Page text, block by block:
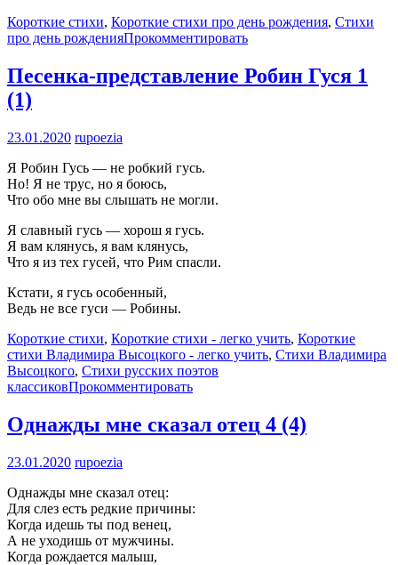
Короткие стихи, Короткие стихи про день рождения, Стихи
про день рожденияПрокомментировать
Песенка-представление Робин Гуся 1
(1)
23.01.2020 rupoezia
Я Робин Гусь — не робкий гусь.
Но! Я не трус, но я боюсь,
Что обо мне вы слышать не могли.
Я славный гусь — хорош я гусь.
Я вам клянусь, я вам клянусь,
Что я из тех гусей, что Рим спасли.
Кстати, я гусь особенный,
Ведь не все гуси — Робины.
Короткие стихи, Короткие стихи - легко учить, Короткие
стихи Владимира Высоцкого - легко учить, Стихи Владимира
Высоцкого, Стихи русских поэтов
классиковПрокомментировать
Однажды мне сказал отец 4 (4)
23.01.2020 rupoezia
Однажды мне сказал отец:
Для слез есть редкие причины:
Когда идешь ты под венец,
А не уходишь от мужчины.
Когда рождается малыш,